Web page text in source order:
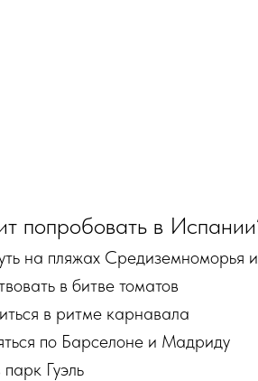
попробовать в
на пляжах Средиземноморья
в битве томатов
в ритме карнавала
по Барселоне и Мадриду
Гуэль